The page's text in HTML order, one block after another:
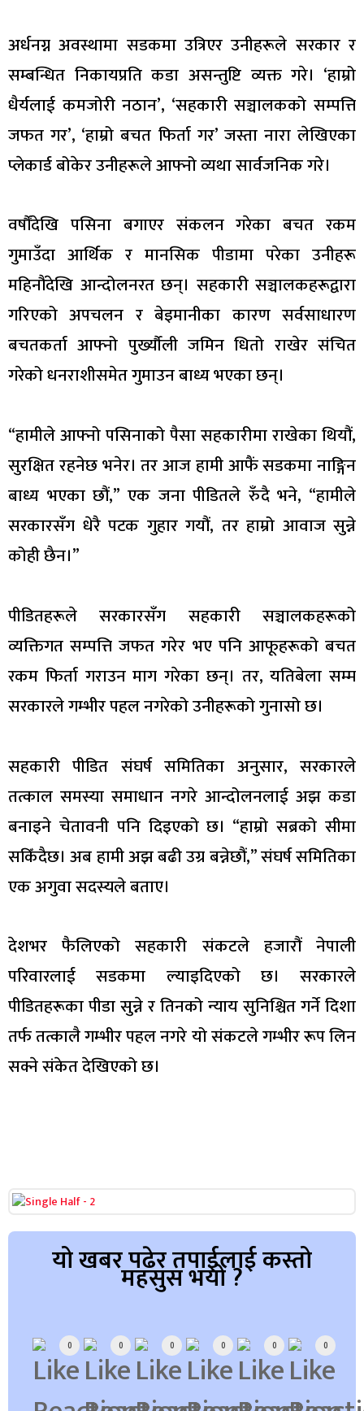
अर्धनग्न अवस्थामा सडकमा उत्रिएर उनीहरूले सरकार र
सम्बन्धित निकायप्रति कडा असन्तुष्टि व्यक्त गरे। ‘हाम्रो
धैर्यलाई कमजोरी नठान’, ‘सहकारी सञ्चालकको सम्पत्ति
जफत गर’, ‘हाम्रो बचत फिर्ता गर’ जस्ता नारा लेखिएका
प्लेकार्ड बोकेर उनीहरूले आफ्नो व्यथा सार्वजनिक गरे।
वर्षौंदेखि पसिना बगाएर संकलन गरेका बचत रकम
गुमाउँदा आर्थिक र मानसिक पीडामा परेका उनीहरू
महिनौंदेखि आन्दोलनरत छन्। सहकारी सञ्चालकहरूद्वारा
गरिएको अपचलन र बेइमानीका कारण सर्वसाधारण
बचतकर्ता आफ्नो पुर्ख्यौली जमिन धितो राखेर संचित
गरेको धनराशीसमेत गुमाउन बाध्य भएका छन्।
“हामीले आफ्नो पसिनाको पैसा सहकारीमा राखेका थियौं,
सुरक्षित रहनेछ भनेर। तर आज हामी आफैं सडकमा नाङ्गिन
बाध्य भएका छौं,” एक जना पीडितले रुँदै भने, “हामीले
सरकारसँग धेरै पटक गुहार गयौं, तर हाम्रो आवाज सुन्ने
कोही छैन।”
पीडितहरूले सरकारसँग सहकारी सञ्चालकहरूको
व्यक्तिगत सम्पत्ति जफत गरेर भए पनि आफूहरूको बचत
रकम फिर्ता गराउन माग गरेका छन्। तर, यतिबेला सम्म
सरकारले गम्भीर पहल नगरेको उनीहरूको गुनासो छ।
सहकारी पीडित संघर्ष समितिका अनुसार, सरकारले
तत्काल समस्या समाधान नगरे आन्दोलनलाई अझ कडा
बनाइने चेतावनी पनि दिइएको छ। “हाम्रो सब्रको सीमा
सकिँदैछ। अब हामी अझ बढी उग्र बन्नेछौं,” संघर्ष समितिका
एक अगुवा सदस्यले बताए।
देशभर फैलिएको सहकारी संकटले हजारौं नेपाली
परिवारलाई सडकमा ल्याइदिएको छ। सरकारले
पीडितहरूका पीडा सुन्ने र तिनको न्याय सुनिश्चित गर्ने दिशा
तर्फ तत्कालै गम्भीर पहल नगरे यो संकटले गम्भीर रूप लिन
सक्ने संकेत देखिएको छ।
यो खबर पढेर तपाईलाई कस्तो
महसुस भयो ?
0 0 0 0 0 0